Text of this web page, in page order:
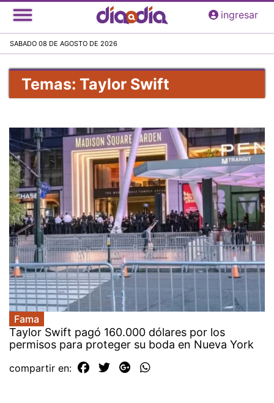
Pasar
al
principal
ingresar
SABADO 08 DE AGOSTO DE 2026
Temas: Taylor Swift
Fama
Taylor Swift pagó 160.000 dólares por los
permisos para proteger su boda en Nueva York
compartir en: